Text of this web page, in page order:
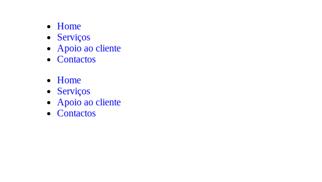
Home
Serviços
Apoio ao cliente
Contactos
Home
Serviços
Apoio ao cliente
Contactos